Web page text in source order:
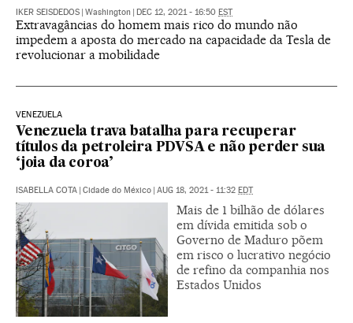
IKER SEISDEDOS Washington DEC 12, 2021 - 16:50 EST
Extravagâncias do homem mais rico do mundo não
impedem a aposta do mercado na capacidade da Tesla de
revolucionar a mobilidade
VENEZUELA
Venezuela trava batalha para recuperar
títulos da petroleira PDVSA e não perder sua
‘joia da coroa’
ISABELLA COTA Cidade do México AUG 18, 2021 - 11:32 EDT
Mais de 1 bilhão de dólares
em dívida emitida sob o
Governo de Maduro põem
em risco o lucrativo negócio
de refino da companhia nos
Estados Unidos